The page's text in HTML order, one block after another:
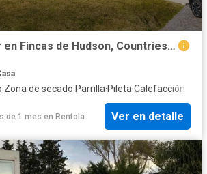
Casa en Alquiler en Fincas de Hudson, Countries/B.Cerrado Berazategui
·Zona de secado·Parrilla·Pileta·Calefacción
de 1 mes en Rentola Ver en detalle